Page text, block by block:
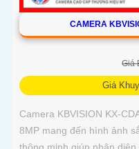
CAMERA
Giá
Giá
Camera KBVISION KX-
8MP mang đến hình ảnh